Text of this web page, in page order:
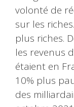
volonté de
sur les
plus riches.
les revenus
étaient en
10% plus
des